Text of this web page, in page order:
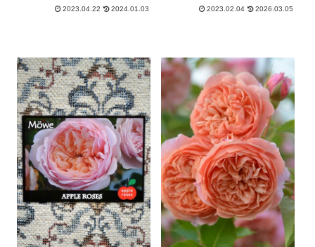
2023.04.22 2024.01.03 2023.02.04 2026.03.05